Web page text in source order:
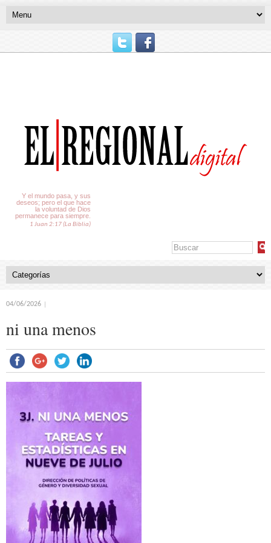
Y el mundo pasa, y sus
deseos; pero el que hace
la voluntad de Dios
permanece para siempre.
1 Juan 2:17 (La Biblia)
04/06/2026
ni una menos